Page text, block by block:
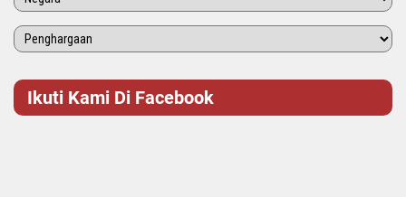
Ikuti Kami Di Facebook